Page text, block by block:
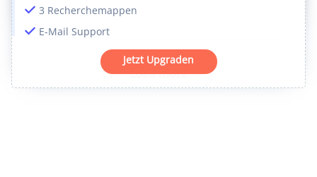
Load more
3 Recherchemappen
E-Mail Support
Jetzt Upgraden